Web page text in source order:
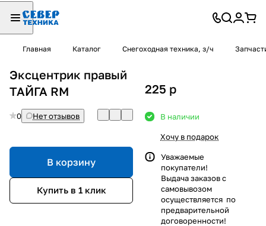
Главная Каталог Снегоходная техника, з/ч
Эксцентрик правый
ТАЙГА RM
0 Нет отзывов
В корзину
Купить в 1 клик
225 p
В наличии
Хочу в подарок
Уважаемые
покупатели!
Выдача заказов с
самовывозом
осуществляется по
предварительной
договоренности!